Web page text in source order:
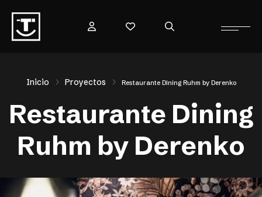
Inicio Proyectos Restaurante Dining Ruhm by Derenko
Restaurante Dining
Ruhm by Derenko